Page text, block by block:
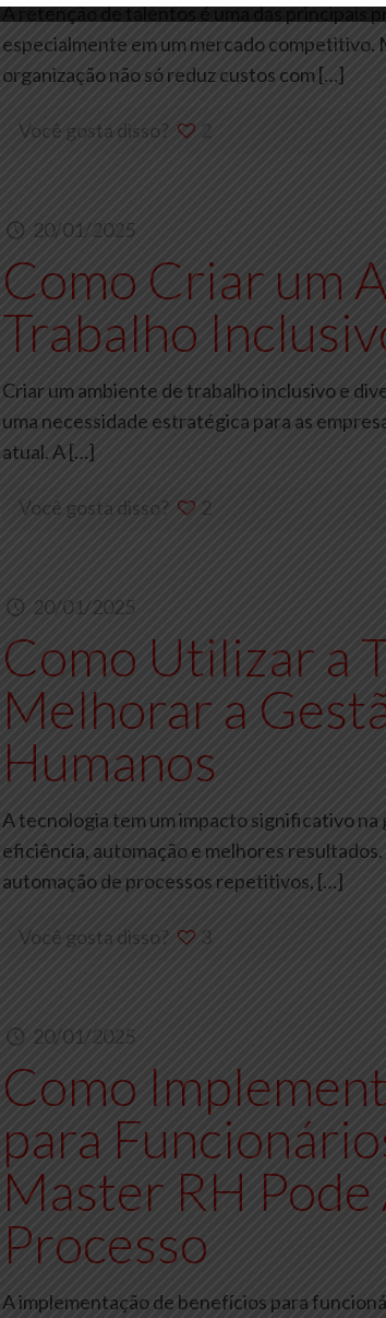
A retenção de talentos é uma das principais
especialmente em um mercado competitivo.
organização não só reduz custos com[…]
Você gosta disso? 2
20/01/2025
Como Criar um
Trabalho
Criar um ambiente de trabalho inclusivo e
uma necessidade estratégica para as
atual. A[…]
Você gosta disso? 2
20/01/2025
Como Utilizar a
Melhorar a
Humanos
A tecnologia tem um impacto significativo
eficiência, automação e melhores
automação de processos repetitivos, […]
Você gosta disso? 3
20/01/2025
Como
para
Master RH
Processo
A implementação de benefícios para